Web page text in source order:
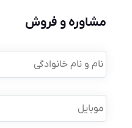
مشاوره و فروش
نام
و
نام
موبایل *